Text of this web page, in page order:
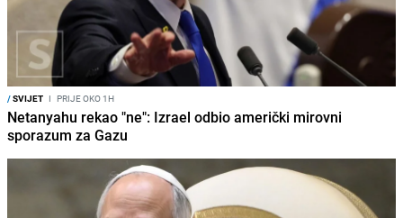
/SVIJET I PRIJE OKO 1H
Netanyahu rekao "ne": Izrael odbio američki mirovni
sporazum za Gazu